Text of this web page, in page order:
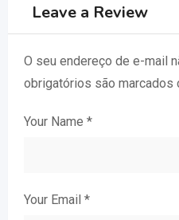
Leave a Review
O seu endereço de e-mail
obrigatórios são marcados
Your Name *
Your Email *